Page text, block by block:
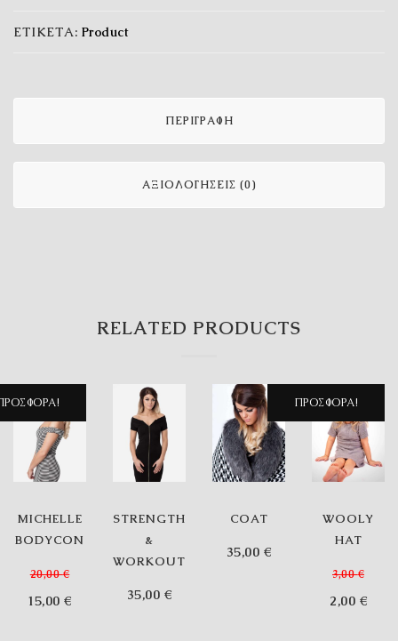
ΕΤΙΚΈΤΑ: Product
ΠΕΡΙΓΡΑΦΉ
ΑΞΙΟΛΟΓΉΣΕΙΣ (0)
RELATED PRODUCTS
MICHELLE
BODYCON
20,00€
Original
15,00€
STRENGTH
&
WORKOUT
35,00 €
COAT
35,00 €
ΠΡΟΣΦΟΡΆ!
WOOLY
HAT
3,00€
Original
2,00 €